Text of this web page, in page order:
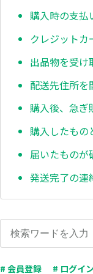
購入時の支払
クレジットカ
出品物を受け
配送先住所を
購入後、急ぎ
購入したもの
届いたものが
発送完了の連
# 会員登録 # ログイン